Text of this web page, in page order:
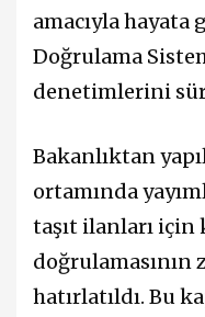
amacıyla
Doğrulama
denetimlerini
Bakanlıktan
ortamında
taşıt ilanları
hatırlatıldı. Bu